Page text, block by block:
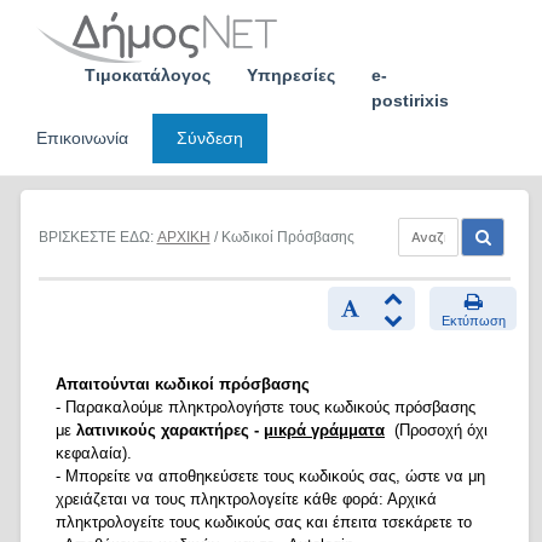
Τιμοκατάλογος Υπηρεσίες
e-
postirixis
Επικοινωνία
Σύνδεση
ΒΡΙΣΚΕΣΤΕ ΕΔΩ: ΑΡΧΙΚΗ / Κωδικοί Πρόσβασης
Εκτύπωση
Απαιτούνται κωδικοί πρόσβασης
- Παρακαλούμε πληκτρολογήστε τους κωδικούς πρόσβασης
με λατινικούς χαρακτήρες - μικρά γράμματα (Προσοχή όχι
κεφαλαία).
- Μπορείτε να αποθηκεύσετε τους κωδικούς σας, ώστε να μη
χρειάζεται να τους πληκτρολογείτε κάθε φορά: Αρχικά
πληκτρολογείτε τους κωδικούς σας και έπειτα τσεκάρετε το